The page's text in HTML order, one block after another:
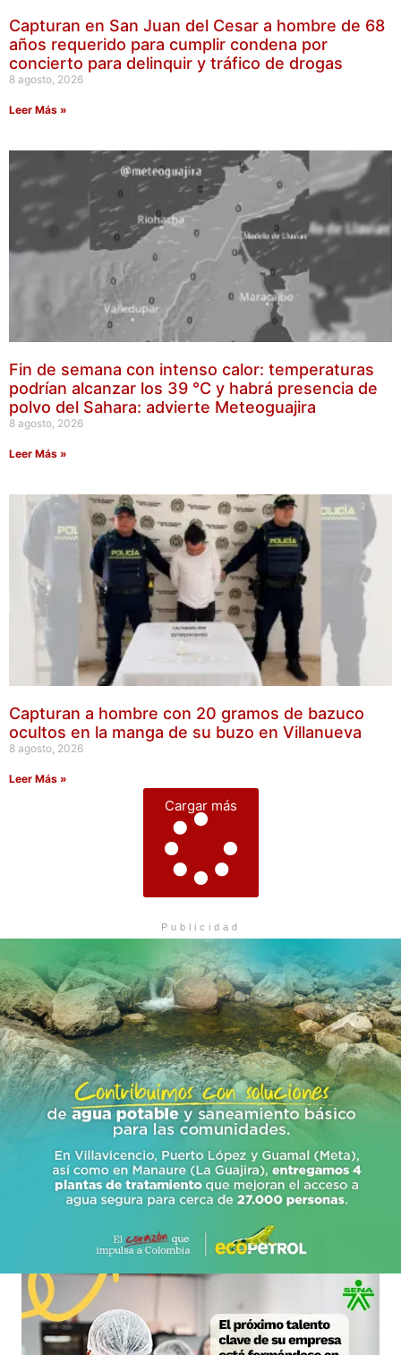
Capturan en San Juan del Cesar a hombre de 68
años requerido para cumplir condena por
concierto para delinquir y tráfico de drogas
8 agosto, 2026
Leer Más »
Fin de semana con intenso calor: temperaturas
podrían alcanzar los 39 °C y habrá presencia de
polvo del Sahara: advierte Meteoguajira
8 agosto, 2026
Leer Más »
Capturan a hombre con 20 gramos de bazuco
ocultos en la manga de su buzo en Villanueva
8 agosto, 2026
Leer Más »
Cargar más
Publicidad